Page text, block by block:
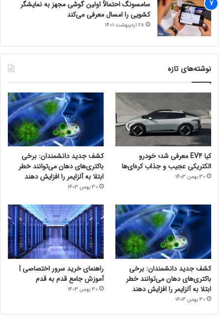
سامسونگ احتمالاً اولین گوشی مجهز به نمایشگر
کشویی را امسال معرفی می‌کند
28 اردیبهشت 1401
نوشته‌های تازه
کیا EV4 معرفی شد؛ خودرو
الکتریکی عجیب و جذاب کره‌ای‌ها
30 بهمن 1403
کشف جدید دانشمندان: برخی
باکتری‌های دهان می‌توانند خطر
ابتلا به آلزایمر را افزایش دهند
30 بهمن 1403
کشف جدید دانشمندان: برخی
باکتری‌های دهان می‌توانند خطر
ابتلا به آلزایمر را افزایش دهند
30 بهمن 1403
راهنمای خرید سرور اختصاصی |
آموزش جامع قدم به قدم
30 بهمن 1403